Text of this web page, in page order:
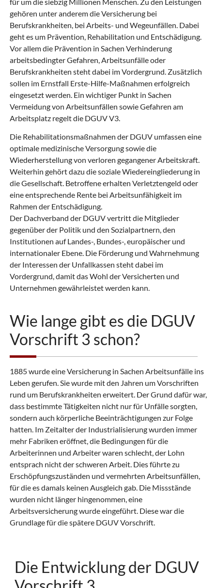
gehören unter anderem die Versicherung bei
Berufskrankheiten, bei Arbeits- und Wegeunfällen. Dabei
geht es um Prävention, Rehabilitation und Entschädigung.
Vor allem die Prävention in Sachen Verhinderung
arbeitsbedingter Gefahren, Arbeitsunfälle oder
Berufskrankheiten steht dabei im Vordergrund. Zusätzlich
sollen im Ernstfall Erste-Hilfe-Maßnahmen erfolgreich
eingesetzt werden. Ein wichtiger Punkt in Sachen
Vermeidung von Arbeitsunfällen sowie Gefahren am
Arbeitsplatz regelt die DGUV V3.
Die Rehabilitationsmaßnahmen der DGUV umfassen eine
optimale medizinische Versorgung sowie die
Wiederherstellung von verloren gegangener Arbeitskraft.
Weiterhin gehört dazu die soziale Wiedereingliederung in
die Gesellschaft. Betroffene erhalten Verletztengeld oder
eine entsprechende Rente bei Arbeitsunfähigkeit im
Rahmen der Entschädigung.
Der Dachverband der DGUV vertritt die Mitglieder
gegenüber der Politik und den Sozialpartnern, den
Institutionen auf Landes-, Bundes-, europäischer und
internationaler Ebene. Die Förderung und Wahrnehmung
der Interessen der Unfallkassen steht dabei im
Vordergrund, damit das Wohl der Versicherten und
Unternehmen gewährleistet werden kann.
Wie lange gibt es die DGUV
Vorschrift 3 schon?
1885 wurde eine Versicherung in Sachen Arbeitsunfälle ins
Leben gerufen. Sie wurde mit den Jahren um Vorschriften
rund um Berufskrankheiten erweitert. Der Grund dafür war,
dass bestimmte Tätigkeiten nicht nur für Unfälle sorgten,
sondern auch körperliche Beeinträchtigungen zur Folge
hatten. Im Zeitalter der Industrialisierung wurden immer
mehr Fabriken eröffnet, die Bedingungen für die
Arbeiterinnen und Arbeiter waren schlecht, der Lohn
entsprach nicht der schweren Arbeit. Dies führte zu
Erschöpfungszuständen und vermehrten Arbeitsunfällen,
für die es damals keinen Ausgleich gab. Die Missstände
wurden nicht länger hingenommen, eine
Arbeitsversicherung wurde eingeführt. Diese war die
Grundlage für die spätere DGUV Vorschrift.
Die Entwicklung der DGUV